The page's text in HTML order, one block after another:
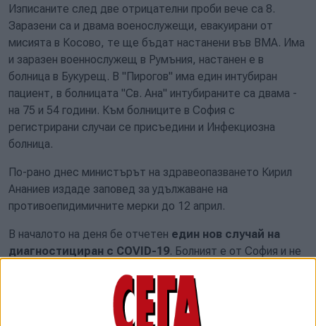
Изписаните след две отрицателни проби вече са 8.
Заразени са и двама военослужещи, евакуирани от
мисията в Косово, те ще бъдат настанени във ВМА. Има
и заразен военнослужещ в Румъния, настанен е в
болница в Букурещ. В "Пирогов" има един интубиран
пациент, в болницата "Св. Ана" интубираните са двама -
на 75 и 54 години. Към болниците в София с
регистрирани случаи се присъедини и Инфекциозна
болница.
По-рано днес министърът на здравеопазването Кирил
Ананиев издаде заповед за удължаване на
противоепидимичните мерки до 12 април.
В началото на деня бе отчетен един нов случай на
диагностициран с COVID-19. Болният е от София и не
страната нарасна до 243, съобщи още ген.
Мутафчийски. Въпреки че за последните няколко часа е
констатиран само един нов случай, той уточни, че няма